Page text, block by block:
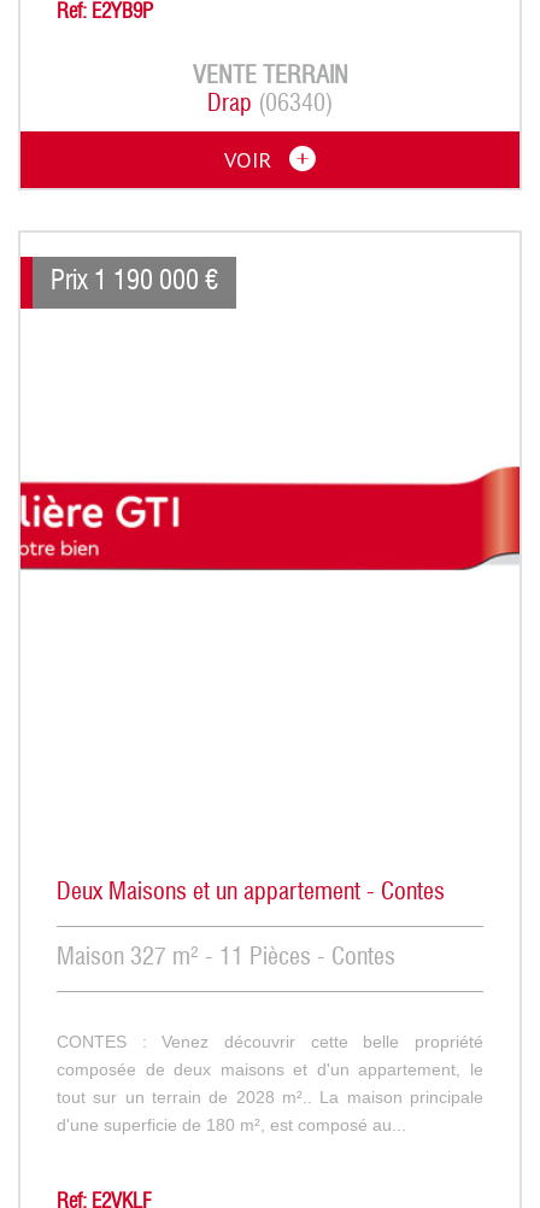
Ref: E2YB9P
VENTE
TERRAIN
Drap (06340)
VOIR
Prix 1 190 000 €
Deux Maisons et un appartement - Contes
Maison 327 m² - 11 Pièces - Contes
CONTES : Venez découvrir cette belle propriété
composée de deux maisons et d'un appartement, le
tout sur un terrain de 2028 m².. La maison principale
d'une superficie de 180 m², est composé au...
Ref: E2VKLF